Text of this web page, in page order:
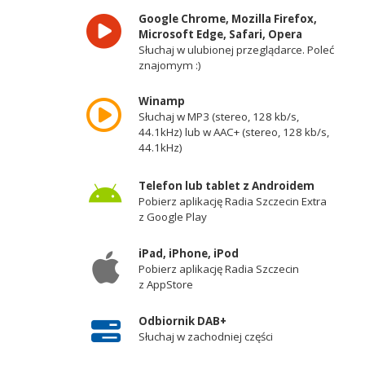
Google Chrome, Mozilla Firefox,
Microsoft Edge, Safari, Opera
Słuchaj w ulubionej przeglądarce. Poleć
znajomym :)
Winamp
Słuchaj w MP3 (stereo, 128 kb/s,
44.1kHz) lub w AAC+ (stereo, 128 kb/s,
44.1kHz)
Telefon lub tablet z Androidem
Pobierz aplikację Radia Szczecin Extra
z Google Play
iPad, iPhone, iPod
Pobierz aplikację Radia Szczecin
z AppStore
Odbiornik DAB+
Słuchaj w zachodniej części